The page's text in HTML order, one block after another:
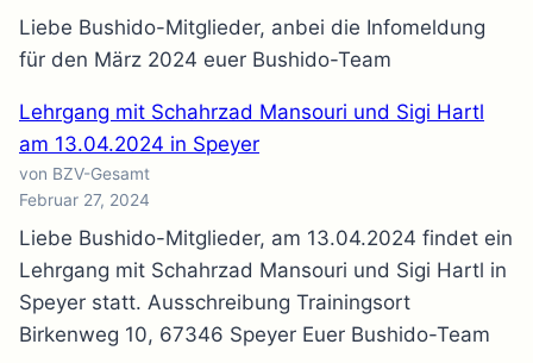
Liebe Bushido-Mitglieder, anbei die Infomeldung
für den März 2024 euer Bushido-Team
Lehrgang mit Schahrzad Mansouri und Sigi Hartl
am 13.04.2024 in Speyer
von BZV-Gesamt
Februar 27, 2024
Liebe Bushido-Mitglieder, am 13.04.2024 findet ein
Lehrgang mit Schahrzad Mansouri und Sigi Hartl in
Speyer statt. Ausschreibung Trainingsort
Birkenweg 10, 67346 Speyer Euer Bushido-Team